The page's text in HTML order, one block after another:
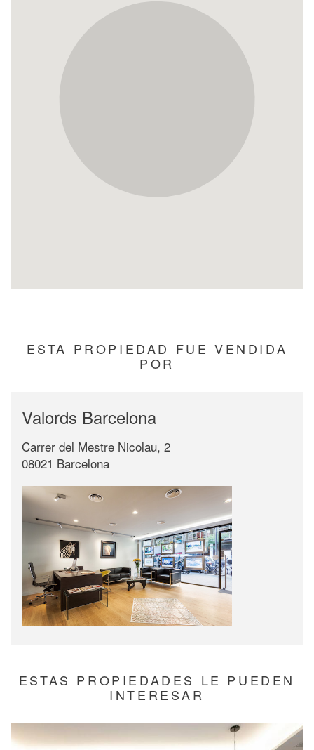
ESTA PROPIEDAD FUE VENDIDA
POR
Valords Barcelona
Carrer del Mestre Nicolau, 2
08021 Barcelona
ESTAS PROPIEDADES LE PUEDEN
INTERESAR